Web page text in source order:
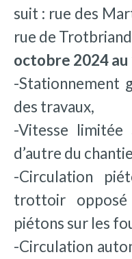
suit : rue des
rue de
octobre 2024
-Stationnement
des travaux,
-Vitesse
d’autre du
-Circulation
trottoir
piétons sur les
-Circulation